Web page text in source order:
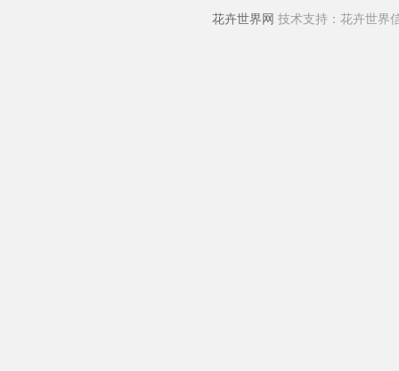
花卉世界网 技术支持：花